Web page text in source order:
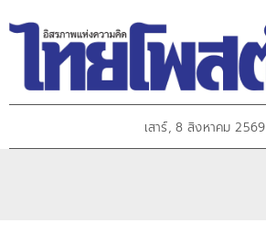
เสาร์, 8 สิงหาคม 2569